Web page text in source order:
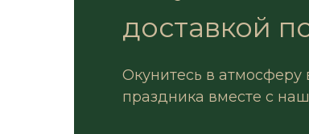
доставкой
Окунитесь в атмосферу
праздника вместе с